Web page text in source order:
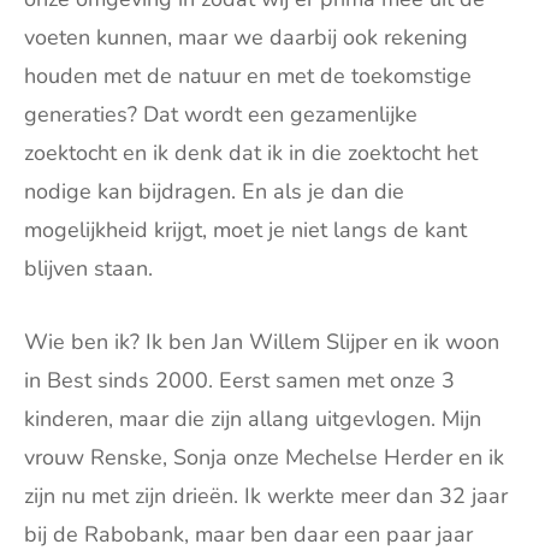
voeten kunnen, maar we daarbij ook rekening
houden met de natuur en met de toekomstige
generaties? Dat wordt een gezamenlijke
zoektocht en ik denk dat ik in die zoektocht het
nodige kan bijdragen. En als je dan die
mogelijkheid krijgt, moet je niet langs de kant
blijven staan.
Wie ben ik? Ik ben Jan Willem Slijper en ik woon
in Best sinds 2000. Eerst samen met onze 3
kinderen, maar die zijn allang uitgevlogen. Mijn
vrouw Renske, Sonja onze Mechelse Herder en ik
zijn nu met zijn drieën. Ik werkte meer dan 32 jaar
bij de Rabobank, maar ben daar een paar jaar